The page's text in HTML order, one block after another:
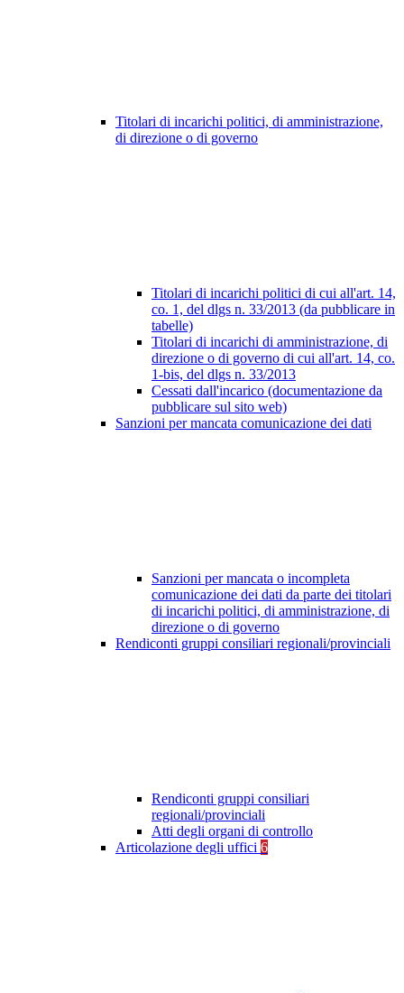
Titolari di incarichi politici, di amministrazione,
di direzione o di governo
Titolari di incarichi politici di cui all'art. 14,
co. 1, del dlgs n. 33/2013 (da pubblicare in
tabelle)
Titolari di incarichi di amministrazione, di
direzione o di governo di cui all'art. 14, co.
1-bis, del dlgs n. 33/2013
Cessati dall'incarico (documentazione da
pubblicare sul sito web)
Sanzioni per mancata comunicazione dei dati
Sanzioni per mancata o incompleta
comunicazione dei dati da parte dei titolari
di incarichi politici, di amministrazione, di
direzione o di governo
Rendiconti gruppi consiliari regionali/provinciali
Rendiconti gruppi consiliari
regionali/provinciali
Atti degli organi di controllo
Articolazione degli uffici 6